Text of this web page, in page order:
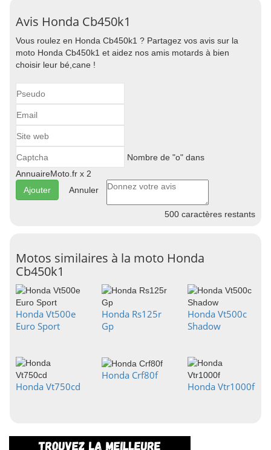
Avis Honda Cb450k1
Vous roulez en Honda Cb450k1 ? Partagez vos avis sur la
moto Honda Cb450k1 et aidez nos amis motards à bien
choisir leur bé,cane !
Nombre de "o" dans
AnnuaireMoto.fr x 2
Annuler
500 caractères restants
Motos similaires à la moto Honda
Cb450k1
Honda Vt500e
Euro Sport
Honda Rs125r
Gp
Honda Vt500c
Shadow
Honda Vt750cd
Honda Crf80f
Honda Vtr1000f